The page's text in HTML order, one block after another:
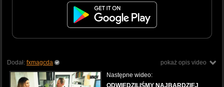
pokaż opis video
Dodał: fxmagcda
Następne wideo:
ODWIEDZILIŚMY NAJBARDZIEJ